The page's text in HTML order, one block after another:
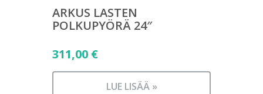
ARKUS LASTEN
POLKUPYÖRÄ 24″
311,00 €
LUE LISÄÄ »